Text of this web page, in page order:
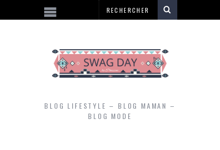
BLOG LIFESTYLE – BLOG MAMAN –
BLOG MODE